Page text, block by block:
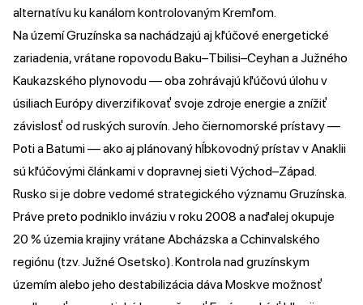
alternatívu ku kanálom kontrolovaným Kremľom.
Na území Gruzínska sa nachádzajú aj kľúčové energetické
zariadenia, vrátane ropovodu Baku–Tbilisi–Ceyhan a Južného
Kaukazského plynovodu — oba zohrávajú kľúčovú úlohu v
úsiliach Európy diverzifikovať svoje zdroje energie a znížiť
závislosť od ruských surovín. Jeho čiernomorské prístavy —
Poti a Batumi — ako aj plánovaný hĺbkovodný prístav v Anaklii
sú kľúčovými článkami v dopravnej sieti Východ–Západ.
Rusko si je dobre vedomé strategického významu Gruzínska.
Práve preto podniklo inváziu v roku 2008 a naďalej okupuje
20 % územia krajiny vrátane Abcházska a Cchinvalského
regiónu (tzv. Južné Osetsko). Kontrola nad gruzínskym
územím alebo jeho destabilizácia dáva Moskve možnosť